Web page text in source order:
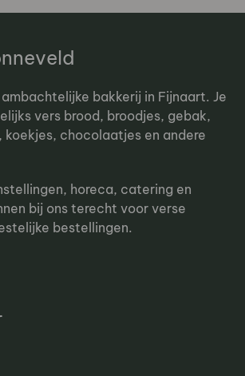
bakkerij in Fijnaart. Je
vers brood, broodjes, gebak,
chocolaatjes en andere
horeca, catering en
bij ons terecht voor verse
bestellingen.